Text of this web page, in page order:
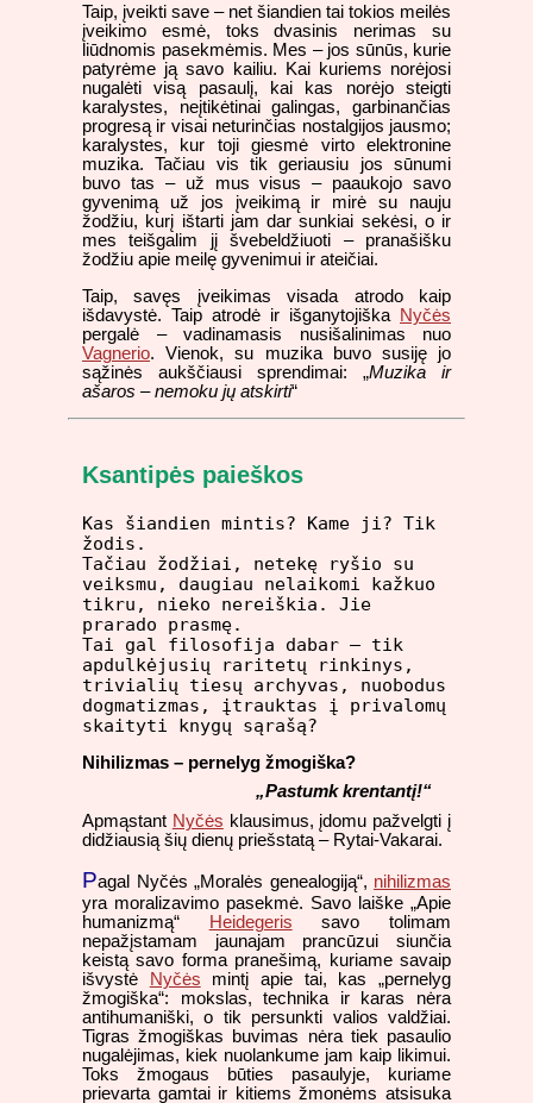
Taip, įveikti save – net šiandien tai tokios meilės
įveikimo esmė, toks dvasinis nerimas su
liūdnomis pasekmėmis. Mes – jos sūnūs, kurie
patyrėme ją savo kailiu. Kai kuriems norėjosi
nugalėti visą pasaulį, kai kas norėjo steigti
karalystes, neįtikėtinai galingas, garbinančias
progresą ir visai neturinčias nostalgijos jausmo;
karalystes, kur toji giesmė virto elektronine
muzika. Tačiau vis tik geriausiu jos sūnumi
buvo tas – už mus visus – paaukojo savo
gyvenimą už jos įveikimą ir mirė su nauju
žodžiu, kurį ištarti jam dar sunkiai sekėsi, o ir
mes teišgalim jį švebeldžiuoti – pranašišku
žodžiu apie meilę gyvenimui ir ateičiai.
Taip, savęs įveikimas visada atrodo kaip
išdavystė. Taip atrodė ir išganytojiška Nyčės
pergalė – vadinamasis nusišalinimas nuo
Vagnerio. Vienok, su muzika buvo susiję jo
sąžinės aukščiausi sprendimai: „Muzika ir
ašaros – nemoku jų atskirti“
Ksantipės paieškos
Kas šiandien mintis? Kame ji? Tik
žodis.
Tačiau žodžiai, netekę ryšio su
veiksmu, daugiau nelaikomi kažkuo
tikru, nieko nereiškia. Jie
prarado prasmę.
Tai gal filosofija dabar – tik
apdulkėjusių raritetų rinkinys,
trivialių tiesų archyvas, nuobodus
dogmatizmas, įtrauktas į privalomų
skaityti knygų sąrašą?
Nihilizmas – pernelyg žmogiška?
„Pastumk krentantį!“
Apmąstant Nyčės klausimus, įdomu pažvelgti į
didžiausią šių dienų priešstatą – Rytai-Vakarai.
Pagal Nyčės „Moralės genealogiją“, nihilizmas
yra moralizavimo pasekmė. Savo laiške „Apie
humanizmą“ Heidegeris savo tolimam
nepažįstamam jaunajam prancūzui siunčia
keistą savo forma pranešimą, kuriame savaip
išvystė Nyčės mintį apie tai, kas „pernelyg
žmogiška“: mokslas, technika ir karas nėra
antihumaniški, o tik persunkti valios valdžiai.
Tigras žmogiškas buvimas nėra tiek pasaulio
nugalėjimas, kiek nuolankume jam kaip likimui.
Toks žmogaus būties pasaulyje, kuriame
prievarta gamtai ir kitiems žmonėms atsisuka